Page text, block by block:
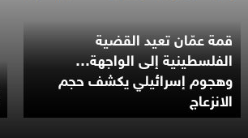
قمة عمّان تعيد القضية
الفلسطينية إلى الواجهة…
وهجوم إسرائيلي يكشف حجم
الانزعاج